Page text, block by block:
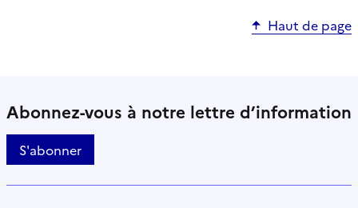
Haut de page
Abonnez-vous à notre lettre d’information
S'abonner